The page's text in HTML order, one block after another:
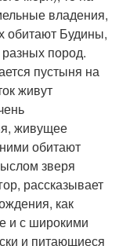
владения,
Будины,
пород.
пустыня на
живут
живущее
обитают
зверя
рассказывает
как
и с широкими
и питающиеся